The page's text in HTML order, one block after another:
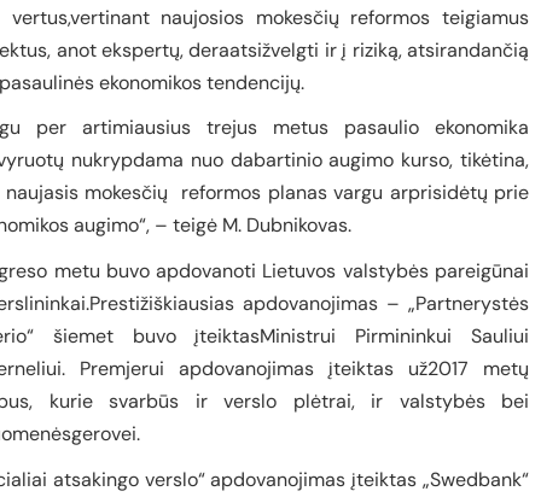
vertus,vertinant naujosios mokesčių reformos teigiamus
anot ekspertų, deraatsižvelgti ir į riziką, atsirandančią
ekonomikos tendencijų.
per artimiausius trejus metus pasaulio ekonomika
nukrypdama nuo dabartinio augimo kurso, tikėtina,
mokesčių
reformos planas vargu arprisidėtų prie
augimo“, – teigė M. Dubnikovas.
metu buvo apdovanoti Lietuvos valstybės pareigūnai
apdovanojimas – „Partnerystės
šiemet buvo įteiktasMinistrui Pirmininkui Sauliui
Premjerui apdovanojimas įteiktas už2017 metų
kurie svarbūs ir verslo plėtrai, ir valstybės bei
atsakingo verslo“ apdovanojimas įteiktas „Swedbank“